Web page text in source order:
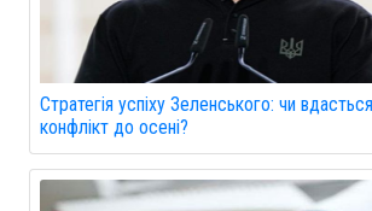
Стратегія успіху Зеленського: чи
конфлікт до осені?